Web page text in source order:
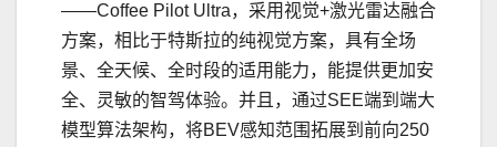
——Coffee Pilot Ultra，采用视觉+激光雷达融合
方案，相比于特斯拉的纯视觉方案，具有全场
景、全天候、全时段的适用能力，能提供更加安
全、灵敏的智驾体验。并且，通过SEE端到端大
模型算法架构，将BEV感知范围拓展到前向250